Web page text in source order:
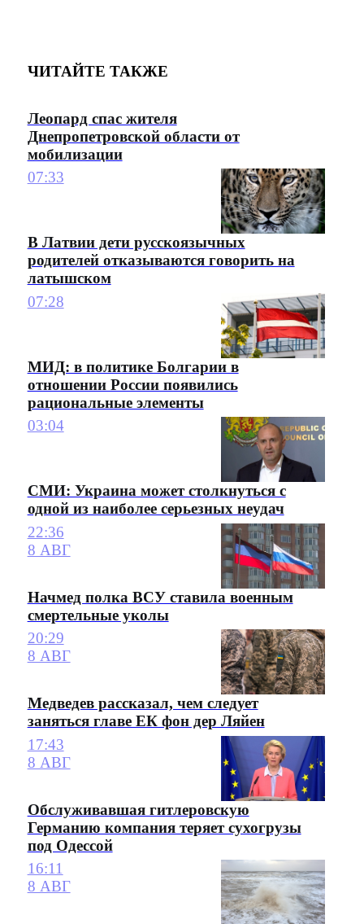
ЧИТАЙТЕ ТАКЖЕ
Леопард спас жителя
Днепропетровской области от
мобилизации
07:33
В Латвии дети русскоязычных
родителей отказываются говорить на
латышском
07:28
МИД: в политике Болгарии в
отношении России появились
рациональные элементы
03:04
СМИ: Украина может столкнуться с
одной из наиболее серьезных неудач
22:36
8 АВГ
Начмед полка ВСУ ставила военным
смертельные уколы
20:29
8 АВГ
Медведев рассказал, чем следует
заняться главе ЕК фон дер Ляйен
17:43
8 АВГ
Обслуживавшая гитлеровскую
Германию компания теряет сухогрузы
под Одессой
16:11
8 АВГ